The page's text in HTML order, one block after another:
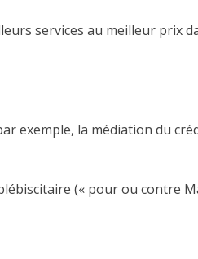
services au meilleur prix
exemple, la médiation du
(« pour ou contre